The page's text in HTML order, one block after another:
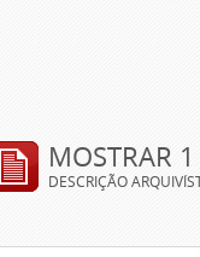
MOSTRAR
DESCRIÇÃO